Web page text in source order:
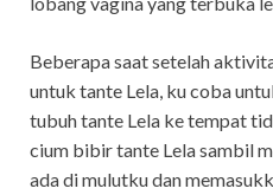
Beberapa saat setelah
untuk tante Lela, ku coba
tubuh tante Lela ke tempat
cium bibir tante Lela sambil
ada di mulutku dan